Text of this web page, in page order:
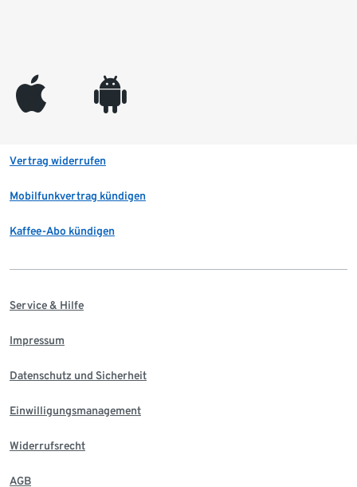
appleinc android
Vertrag widerrufen
Mobilfunkvertrag kündigen
Kaffee-Abo kündigen
Service & Hilfe
Impressum
Datenschutz und Sicherheit
Einwilligungsmanagement
Widerrufsrecht
AGB